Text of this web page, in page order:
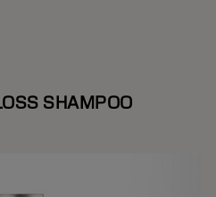
SHAMPOO